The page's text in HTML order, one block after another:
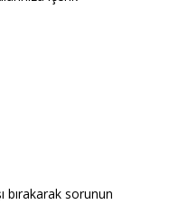
bırakarak sorunun